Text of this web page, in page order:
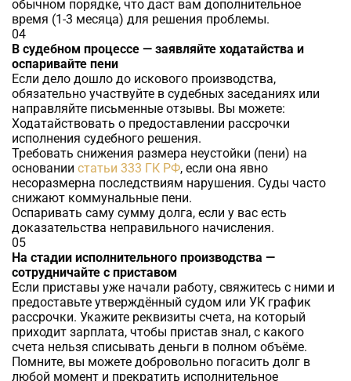
обычном порядке, что даст вам дополнительное
время (1-3 месяца) для решения проблемы.
04
В судебном процессе — заявляйте ходатайства и
оспаривайте пени
Если дело дошло до искового производства,
обязательно участвуйте в судебных заседаниях или
направляйте письменные отзывы. Вы можете:
Ходатайствовать о предоставлении рассрочки
исполнения судебного решения.
Требовать снижения размера неустойки (пени) на
основании статьи 333 ГК РФ, если она явно
несоразмерна последствиям нарушения. Суды часто
снижают коммунальные пени.
Оспаривать саму сумму долга, если у вас есть
доказательства неправильного начисления.
05
На стадии исполнительного производства —
сотрудничайте с приставом
Если приставы уже начали работу, свяжитесь с ними и
предоставьте утверждённый судом или УК график
рассрочки. Укажите реквизиты счета, на который
приходит зарплата, чтобы пристав знал, с какого
счета нельзя списывать деньги в полном объёме.
Помните, вы можете добровольно погасить долг в
любой момент и прекратить исполнительное